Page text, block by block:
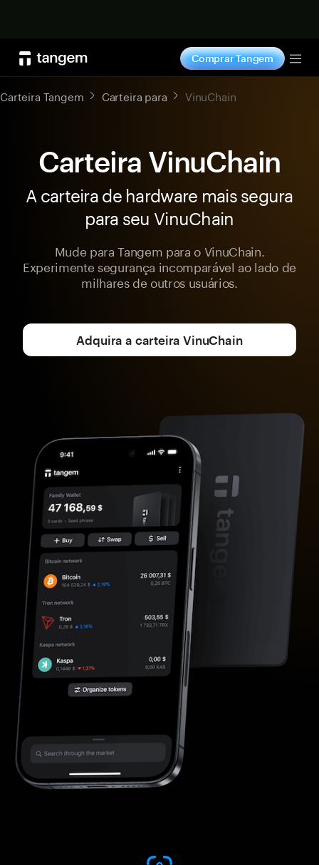
Comprar Tangem
Carteira Tangem Carteira para VinuChain
Carteira VinuChain
A carteira de hardware mais segura
para seu VinuChain
Mude para Tangem para o VinuChain.
Experimente segurança incomparável ao lado de
milhares de outros usuários.
Adquira a carteira VinuChain